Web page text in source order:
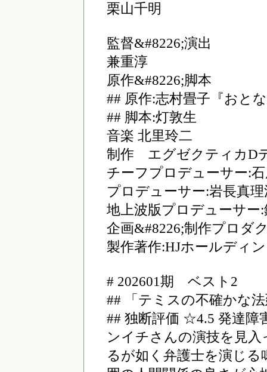
栗山千明
監督&#8226;演出
兼重淳
原作&#8226;脚本
## 原作:志村畳子『おと
## 脚本:灯敦生
音楽 北里玲二
制作 エグゼクティカD
チーフプロデューサー:
プロデューサー:岩長真
地上波版プロデューサー
企画&#8226;制作プロダ
製作著作:HJホールディ
# 202601期 ベスト2
## 「テミスの不確かな
## 独断評価 ☆4.5 発達障
ンイチさんの演技を見
るが如く弁護士を演じ